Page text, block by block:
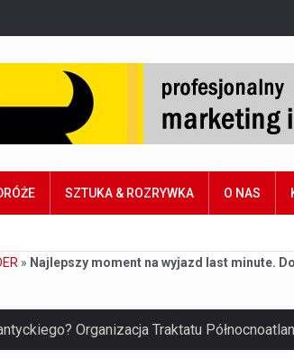
SZTUKA & ROZRYWKA O NAS
» Najlepszy moment na wyjazd last minute.